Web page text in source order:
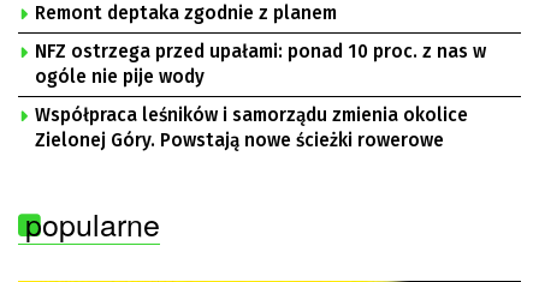
Remont deptaka zgodnie z planem
NFZ ostrzega przed upałami: ponad 10 proc. z nas w
ogóle nie pije wody
Współpraca leśników i samorządu zmienia okolice
Zielonej Góry. Powstają nowe ścieżki rowerowe
popularne